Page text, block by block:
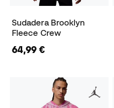
Sudadera Brooklyn
Fleece Crew
64,99 €